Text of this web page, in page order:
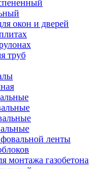
окон и дверей
труб
ленты
монтажа газобетона